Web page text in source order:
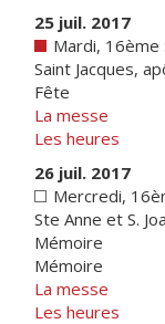
25 juil. 2017
Mardi, 16ème
Saint Jacques,
Fête
La messe
Les heures
26 juil. 2017
Mercredi,
Ste Anne et S.
Mémoire
Mémoire
La messe
Les heures